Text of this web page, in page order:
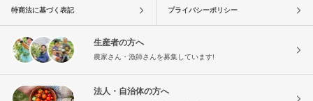
特商法に基づく表記 プライバシーポリシー
生産者の方へ
農家さん・漁師さんを募集しています!
法人・自治体の方へ